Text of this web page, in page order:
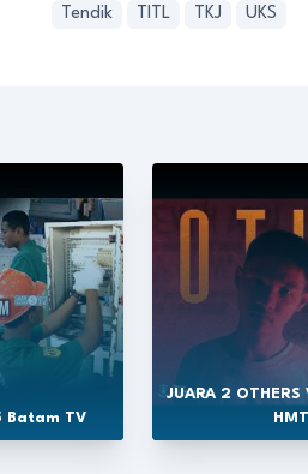
Tendik TITL TKJ UKS
Batam TV
JUARA 2